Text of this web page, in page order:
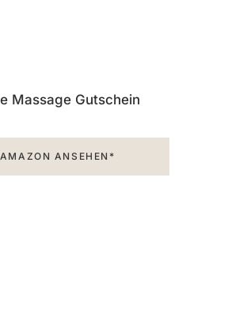
Massage Gutschein
ANSEHEN*